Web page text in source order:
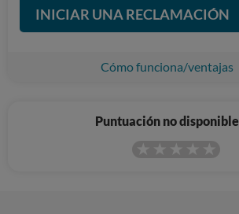
INICIAR UNA RECLAMACIÓN
Cómo funciona/ventajas
Puntuación no disponible